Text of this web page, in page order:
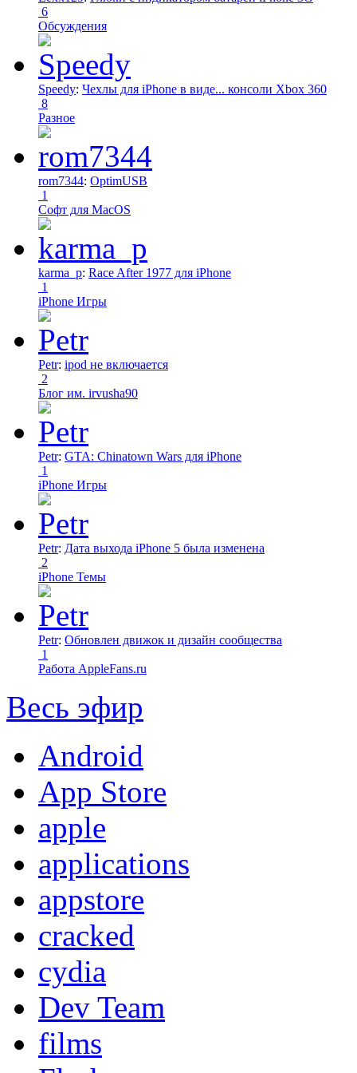
6
Обсуждения
Speedy: Чехлы для iPhone в виде... консоли Xbox 360
8
Разное
rom7344: OptimUSB
1
Софт для MacOS
karma_p: Race After 1977 для iPhone
1
iPhone Игры
Petr: ipod не включается
2
Блог им. irvusha90
Petr: GTA: Chinatown Wars для iPhone
1
iPhone Игры
Petr: Дата выхода iPhone 5 была изменена
2
iPhone Темы
Petr: Обновлен движок и дизайн сообщества
1
Работа AppleFans.ru
Весь эфир
Android
App Store
apple
applications
appstore
cracked
cydia
Dev Team
films